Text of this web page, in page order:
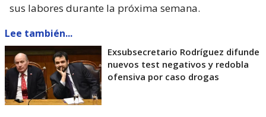
sus labores durante la próxima semana.
Lee también...
Exsubsecretario Rodríguez difunde
nuevos test negativos y redobla
ofensiva por caso drogas